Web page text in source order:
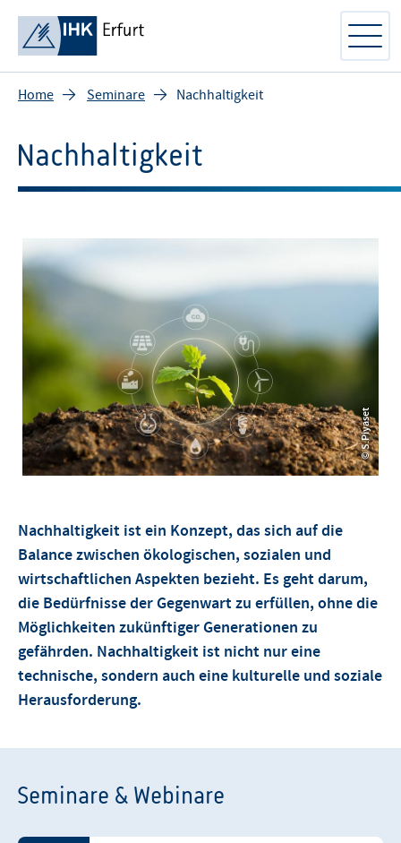
Home Seminare Nachhaltigkeit
Nachhaltigkeit
© S.Piyaset
Nachhaltigkeit ist ein Konzept, das sich auf die
Balance zwischen ökologischen, sozialen und
wirtschaftlichen Aspekten bezieht. Es geht darum,
die Bedürfnisse der Gegenwart zu erfüllen, ohne die
Möglichkeiten zukünftiger Generationen zu
gefährden. Nachhaltigkeit ist nicht nur eine
technische, sondern auch eine kulturelle und soziale
Herausforderung.
Seminare & Webinare